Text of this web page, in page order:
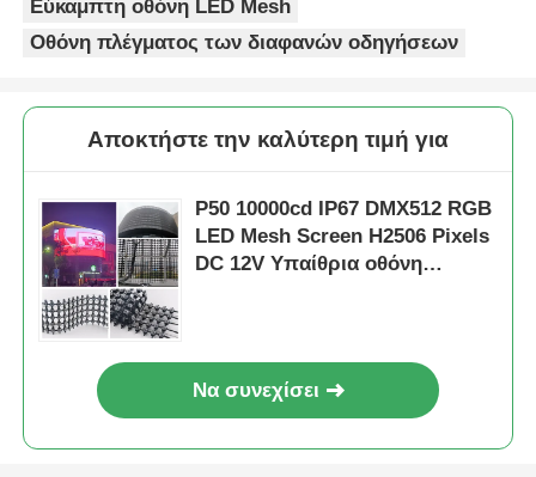
Εύκαμπτη οθόνη LED Mesh
Οθόνη πλέγματος των διαφανών οδηγήσεων
Αποκτήστε την καλύτερη τιμή για
P50 10000cd IP67 DMX512 RGB
LED Mesh Screen H2506 Pixels
DC 12V Υπαίθρια οθόνη
Να συνεχίσει